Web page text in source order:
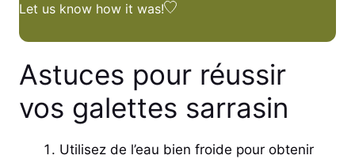
Let us know how it was!
Astuces pour réussir
vos galettes sarrasin
Utilisez de l’eau bien froide pour obtenir